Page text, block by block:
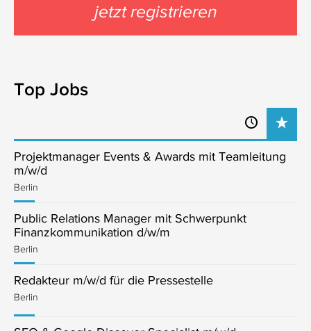
jetzt registrieren
Top Jobs
Projektmanager Events & Awards mit Teamleitung
m/w/d
Berlin
Public Relations Manager mit Schwerpunkt
Finanzkommunikation d/w/m
Berlin
Redakteur m/w/d für die Pressestelle
Berlin